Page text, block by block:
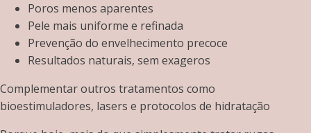
Poros menos aparentes
Pele mais uniforme e refinada
Prevenção do envelhecimento precoce
Resultados naturais, sem exageros
Complementar outros tratamentos como
bioestimuladores, lasers e protocolos de hidratação